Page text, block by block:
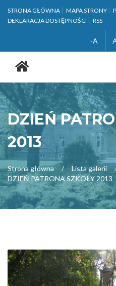
STRONA GŁÓWNA MAPA STRONY
DEKLARACJA DOSTĘPNOŚCI
RSS
-A
główna
DZIEŃ
2013
Strona główna
Lista galerii
DZIEŃ PATRONA SZKOŁY 2013